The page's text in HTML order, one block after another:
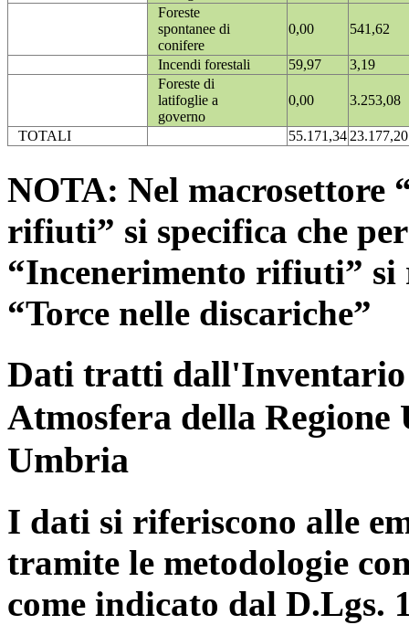
Foreste
spontanee di
conifere
0,00 541,62
Incendi forestali 59,97
3,19
Foreste di
latifoglie a
governo
0,00 3.253,08
TOTALI 55.171,3423.177,20
NOTA: Nel macrosettore
rifiuti” si specifica che
“Incenerimento rifiuti”
“Torce nelle discariche”
Dati tratti dall'Inventario
Atmosfera della
Umbria
I dati si riferiscono alle
tramite le metodologie
come indicato dal D.Lgs.